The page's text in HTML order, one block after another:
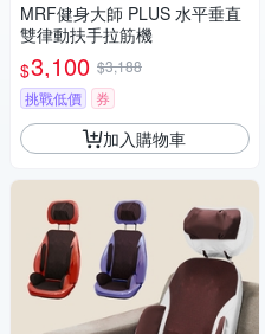
MRF健身大師 PLUS ⽔平垂直
雙律動扶⼿拉筋機
$3,100 $3,188
挑戰低價
券
加入購物車